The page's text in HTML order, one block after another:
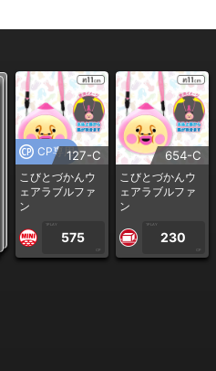
CP専用127-C
こびとづかんウ
ェアラブルファ
ン
1PLAY
575
CP
654-C
こびとづかんウ
ェアラブルファ
ン
1PLAY
230
CP